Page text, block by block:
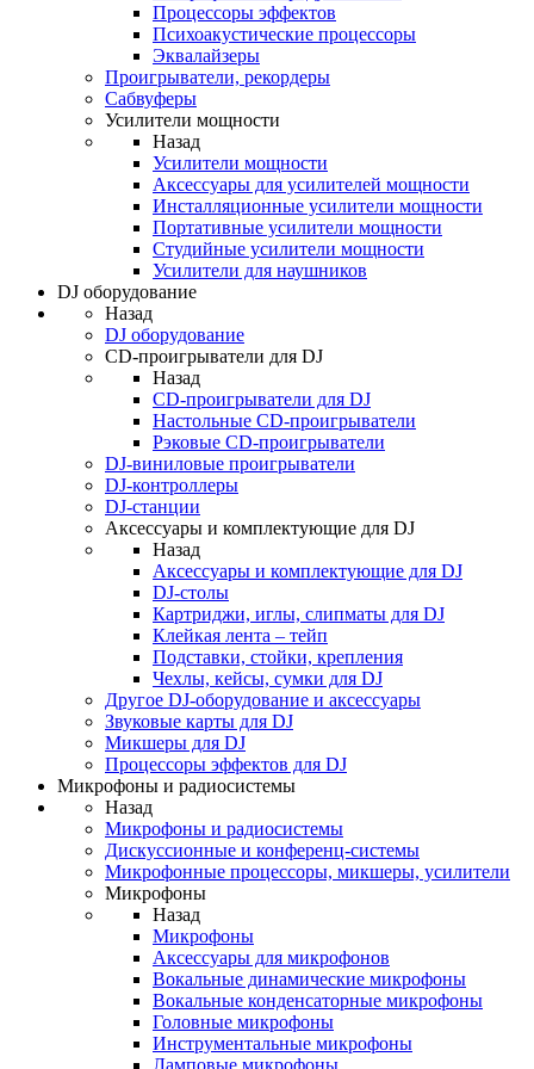
Процессоры эффектов
Психоакустические процессоры
Эквалайзеры
Проигрыватели, рекордеры
Сабвуферы
Усилители мощности
Назад
Усилители мощности
Аксессуары для усилителей мощности
Инсталляционные усилители мощности
Портативные усилители мощности
Студийные усилители мощности
Усилители для наушников
DJ оборудование
Назад
DJ оборудование
CD-проигрыватели для DJ
Назад
CD-проигрыватели для DJ
Настольные CD-проигрыватели
Рэковые CD-проигрыватели
DJ-виниловые проигрыватели
DJ-контроллеры
DJ-станции
Аксессуары и комплектующие для DJ
Назад
Аксессуары и комплектующие для DJ
DJ-столы
Картриджи, иглы, слипматы для DJ
Клейкая лента – тейп
Подставки, стойки, крепления
Чехлы, кейсы, сумки для DJ
Другое DJ-оборудование и аксессуары
Звуковые карты для DJ
Микшеры для DJ
Процессоры эффектов для DJ
Микрофоны и радиосистемы
Назад
Микрофоны и радиосистемы
Дискуссионные и конференц-системы
Микрофонные процессоры, микшеры, усилители
Микрофоны
Назад
Микрофоны
Аксессуары для микрофонов
Вокальные динамические микрофоны
Вокальные конденсаторные микрофоны
Головные микрофоны
Инструментальные микрофоны
Ламповые микрофоны